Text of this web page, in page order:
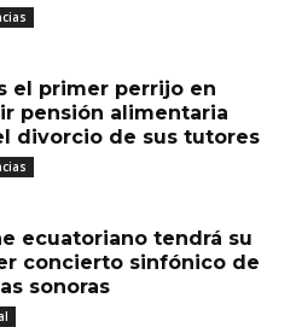
el primer perrijo en
pensión alimentaria
divorcio de sus tutores
ecuatoriano tendrá su
concierto sinfónico de
sonoras